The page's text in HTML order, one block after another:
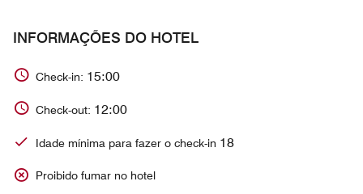
INFORMAÇÕES DO HOTEL
Check-in: 15:00
Check-out: 12:00
Idade mínima para fazer o check-in 18
Proibido fumar no hotel